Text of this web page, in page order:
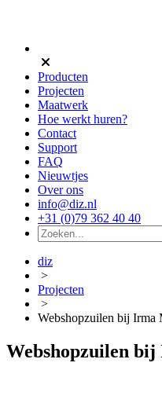
Producten
Projecten
Maatwerk
Hoe werkt huren?
Contact
Support
FAQ
Nieuwtjes
Over ons
info@diz.nl
+31 (0)79 362 40 40
diz
>
Projecten
>
Webshopzuilen bij Irma
Webshopzuilen